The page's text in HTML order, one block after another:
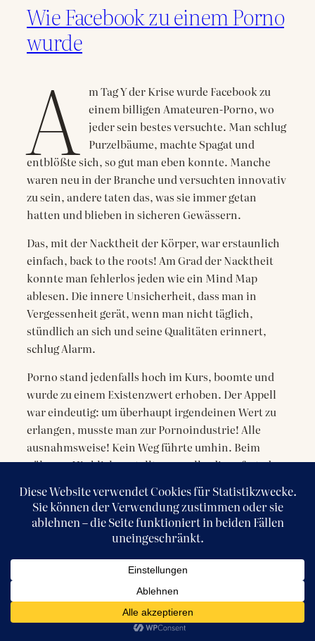
Wie Facebook zu einem Porno
wurde
A m Tag Y der Krise wurde Facebook zu
einem billigen Amateuren-Porno, wo
jeder sein bestes versuchte. Man schlug
Purzelbäume, machte Spagat und
entblößte sich, so gut man eben konnte. Manche
waren neu in der Branche und versuchten innovativ
zu sein, andere taten das, was sie immer getan
hatten und blieben in sicheren Gewässern.
Das, mit der Nacktheit der Körper, war erstaunlich
einfach, back to the roots! Am Grad der Nacktheit
konnte man fehlerlos jeden wie ein Mind Map
ablesen. Die innere Unsicherheit, dass man in
Vergessenheit gerät, wenn man nicht täglich,
stündlich an sich und seine Qualitäten erinnert,
schlug Alarm.
Porno stand jedenfalls hoch im Kurs, boomte und
wurde zu einem Existenzwert erhoben. Der Appell
war eindeutig: um überhaupt irgendeinen Wert zu
erlangen, musste man zur Pornoindustrie! Alle
ausnahmsweise! Kein Weg führte umhin. Beim
näheren Hinblicken stellte man allerdings fest, dass
dass es immer noch dieselben Rollen waren, die
jeder schon gespielt hatte, nur der Geist blieb
stecken, daher mussten Körper den
in der Pornobranche ganz neu zu versuchen, war zu
riskant. Manche zeigten also Bein, andere Arsch
oder Maul, dritte zeigten eh alles, wirklich alles,
was sie zu zeigen hatten, und nur wenige zeigten